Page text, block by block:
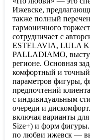
Ижевске,
также полный
гармоничного
сотрудничает с
ESTELAVIA, LULA
PALLADIAMO,
регионе. Основная
комфортный и точный
параметров фигуры,
предпочтений
с индивидуальным
очереди и
включая варианты
Size+) и форм фигуры.
по любви ижевск —